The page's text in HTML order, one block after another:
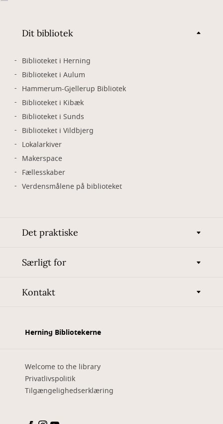
Dit bibliotek
Biblioteket i Herning
Biblioteket i Aulum
Hammerum-Gjellerup Bibliotek
Biblioteket i Kibæk
Biblioteket i Sunds
Biblioteket i Vildbjerg
Lokalarkiver
Makerspace
Fællesskaber
Verdensmålene på biblioteket
Det praktiske
Særligt for
Kontakt
Herning Bibliotekerne
Welcome to the library
Privatlivspolitik
Tilgængelighedserklæring